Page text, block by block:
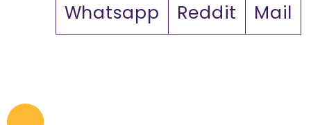
Whatsapp
Reddit Mail